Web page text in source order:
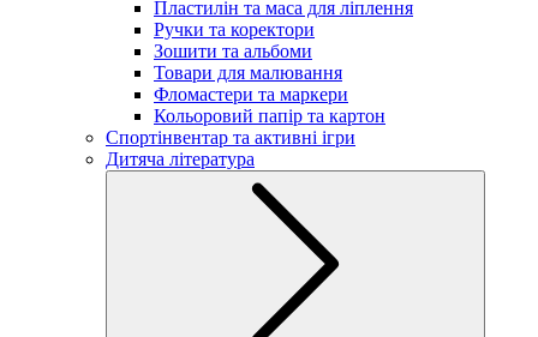
Пластилін та маса для ліплення
Ручки та коректори
Зошити та альбоми
Товари для малювання
Фломастери та маркери
Кольоровий папір та картон
Спортінвентар та активні ігри
Дитяча література